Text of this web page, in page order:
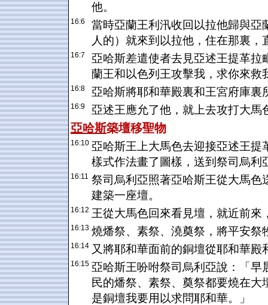
他。
16:6
當時亞蘭王利汛收回以拉他歸與
人的）就來到以拉他，住在那裏，
16:7
亞哈斯差遣使者去見亞述王提革
蘭王和以色列王攻擊我，求你來救
16:8 亞哈斯將耶和華殿裏和王宮府庫
16:9 亞述王應允了他，就上去攻打大
亞哈斯築壇移聖物
16:10 亞哈斯王上大馬色去迎接亞述王
樣式作法畫了圖樣，送到祭司烏利
16:11 祭司烏利亞照著亞哈斯王從大馬
建築一座壇。
16:12 王從大馬色回來看見壇，就近前來
16:13 燒燔祭、素祭、澆奠祭，將平安祭
16:14 又將耶和華面前的銅壇從耶和華
16:15 亞哈斯王吩咐祭司烏利亞說：「
民的燔祭、素祭、奠祭都要燒在
是銅壇我要用以求問耶和華。」